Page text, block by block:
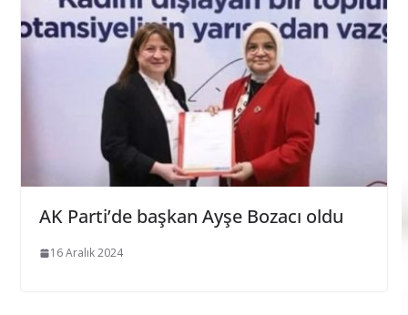
AK Parti’de başkan Ayşe Bozacı oldu
16 Aralık 2024